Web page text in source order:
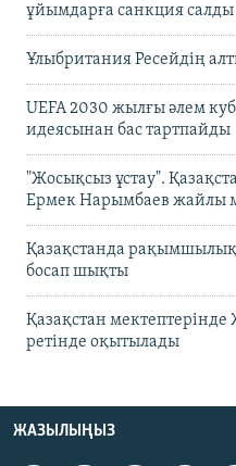
ұйымдарға санкция салды
Ұлыбритания Ресейдің
UEFA 2030 жылғы әлем
идеясынан бас тартпайды
"Жосықсыз ұстау".
Ермек Нарымбаев жайлы
Қазақстанда
босап шықты
Қазақстан
ретінде оқытылады
ЖАЗЫЛЫҢЫЗ